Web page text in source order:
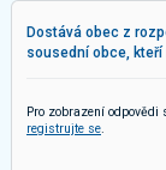
Dostává obec z
sousední obce, kteří
Pro zobrazení odpovědi
registrujte se